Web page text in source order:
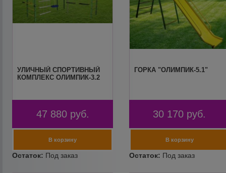
УЛИЧНЫЙ СПОРТИВНЫЙ
КОМПЛЕКС ОЛИМПИК-3.2
47 880 руб.
ГОРКА "ОЛИМПИК-5.1"
30 170 руб.